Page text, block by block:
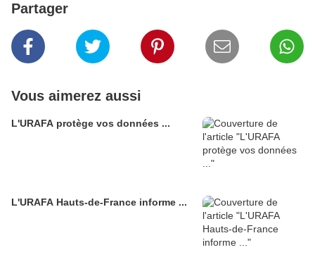
Partager
Vous aimerez aussi
L'URAFA protège vos données ...
L'URAFA Hauts-de-France informe ...